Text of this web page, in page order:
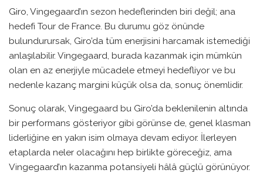
Giro, Vingegaard’ın sezon hedeflerinden biri değil; ana
hedefi Tour de France. Bu durumu göz önünde
bulundurursak, Giro’da tüm enerjisini harcamak istemediği
anlaşılabilir. Vingegaard, burada kazanmak için mümkün
olan en az enerjiyle mücadele etmeyi hedefliyor ve bu
nedenle kazanç margini küçük olsa da, sonuç önemlidir.
Sonuç olarak, Vingegaard bu Giro’da beklenilenin altında
bir performans gösteriyor gibi görünse de, genel klasman
liderliğine en yakın isim olmaya devam ediyor. İlerleyen
etaplarda neler olacağını hep birlikte göreceğiz, ama
Vingegaard’ın kazanma potansiyeli hâlâ güçlü görünüyor.